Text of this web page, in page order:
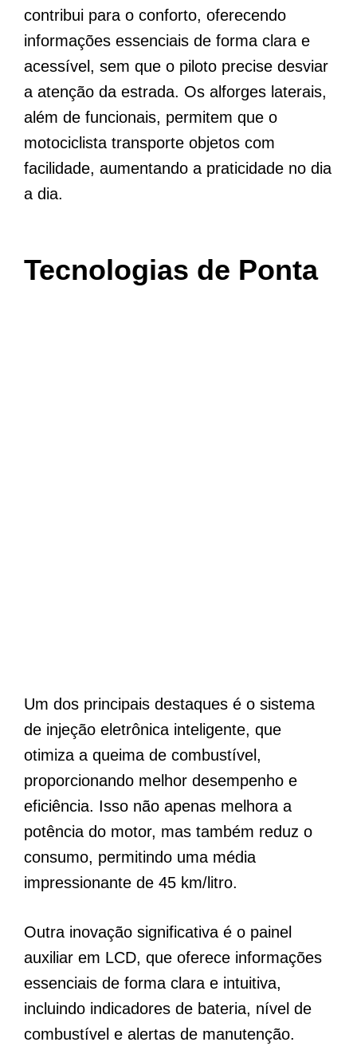
contribui para o conforto, oferecendo
informações essenciais de forma clara e
acessível, sem que o piloto precise desviar
a atenção da estrada. Os alforges laterais,
além de funcionais, permitem que o
motociclista transporte objetos com
facilidade, aumentando a praticidade no dia
a dia.
Tecnologias de Ponta
Um dos principais destaques é o sistema
de injeção eletrônica inteligente, que
otimiza a queima de combustível,
proporcionando melhor desempenho e
eficiência. Isso não apenas melhora a
potência do motor, mas também reduz o
consumo, permitindo uma média
impressionante de 45 km/litro.
Outra inovação significativa é o painel
auxiliar em LCD, que oferece informações
essenciais de forma clara e intuitiva,
incluindo indicadores de bateria, nível de
combustível e alertas de manutenção.